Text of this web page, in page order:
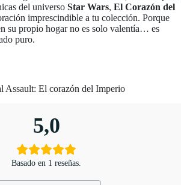
del universo Star Wars, El Corazón del
imprescindible a tu colección. Porque
su propio hogar no es solo valentía… es
puro.
Assault: El corazón del Imperio
5,0
Basado en 1 reseñas.